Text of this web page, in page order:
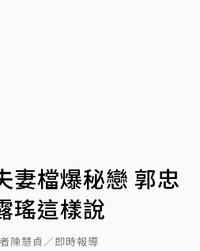
妻檔爆秘戀 郭忠
瑤這樣說
陳慧貞／即時報導